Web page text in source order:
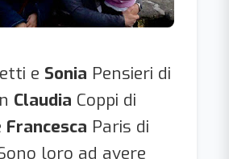
e Sonia Pensieri di
Claudia Coppi di
Francesca Paris di
loro ad avere